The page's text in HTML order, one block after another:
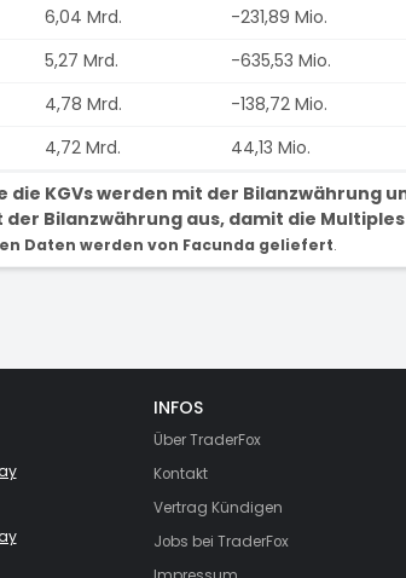
6,04 Mrd. -231,89 Mio.
5,27 Mrd. -635,53 Mio.
4,78 Mrd. -138,72 Mio.
4,72 Mrd. 44,13 Mio.
die KGVs werden mit der Bilanzwährung
Bilanzwährung aus, damit die
Daten werden von Facunda geliefert.
INFOS
Über TraderFox
Kontakt
Vertrag Kündigen
Jobs bei TraderFox